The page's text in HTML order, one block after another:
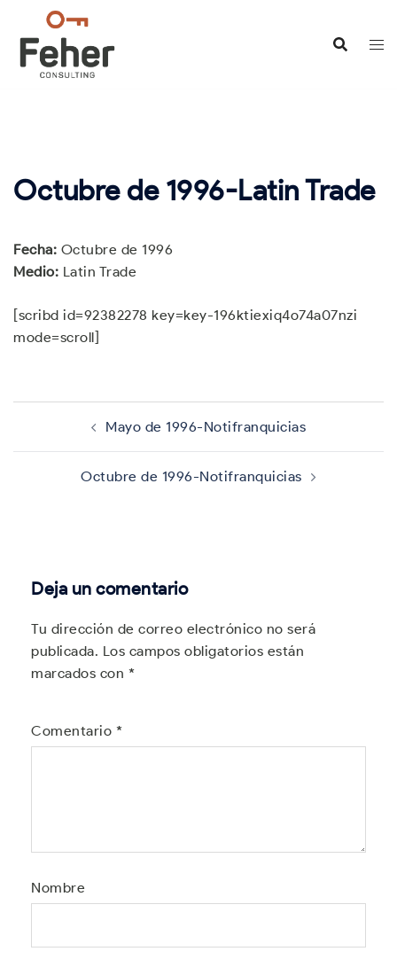
contenido
Octubre de 1996-Latin Trade
Fecha: Octubre de 1996
Medio: Latin Trade
[scribd id=92382278 key=key-196ktiexiq4o74a07nzi
mode=scroll]
Navegación
entradas
Mayo de 1996-Notifranquicias
Octubre de 1996-Notifranquicias
Deja un comentario
Tu dirección de correo electrónico no será
publicada. Los campos obligatorios están
marcados con *
Comentario *
Nombre